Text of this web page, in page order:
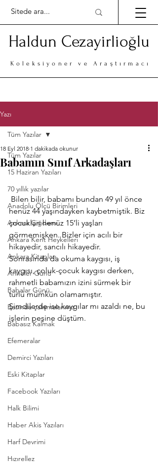
Haldun Cezayirlioğlu
Koleksiyoner ve Araştırmacı
Yazı
Tüm Yazılar
15 Haziran Yazıları
70 yıllık yazılar
Anadolu Ölçü Birimleri
Ankara Çiğdemi
Ankara Kent Heykelleri
Ankara Kitapları
Anneler Günü
Babalar Günü
Basında çalışmalarımız
Babasız Kalmak
Efemeralar
Demirci Yazıları
Eski Kitaplar
Facebook Yazıları
Halk Bilimi
Haber Akis Yazıları
Harf Devrimi
Hızırellez
Tüm Yazılar
Babamın Sınıf Arkadaşları
18 Eyl 2018 1 dakikada okunur
henüz 44 yaşındayken kaybetmiştik. Biz
çocukları henüz 15’li yaşları
görmemişken. Bizler için acılı bir
hikayedir, sancılı hikayedir.
Sonrasında da okuma kaygısı, iş
kaygısı, çoluk-çocuk kaygısı derken,
rahmetli babamızın izini sürmek bir
türlü mümkün olamamıştır.
Şimdilerde ise kaygılar mı azaldı ne, bu
işlerin peşine düştüm.